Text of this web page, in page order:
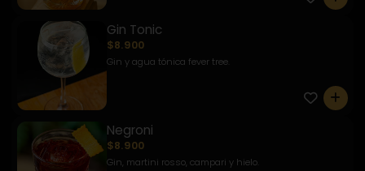
Gin Tonic
$8.900
Gin y agua tónica fever tree.
0
Negroni
$8.900
Gin, martini rosso, campari y hielo.